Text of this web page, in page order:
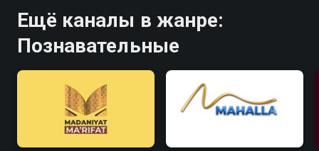
Ещё каналы в жанре:
Познавательные